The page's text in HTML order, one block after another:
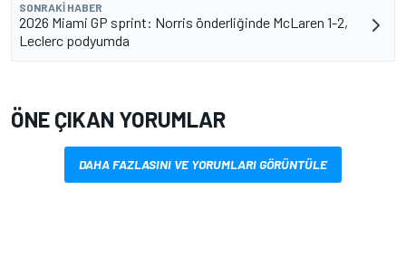
SONRAKI HABER
2026 Miami GP sprint: Norris önderliğinde McLaren 1-2,
Leclerc podyumda
ÖNE ÇIKAN YORUMLAR
DAHA FAZLASINI VE YORUMLARI GÖRÜNTÜLE